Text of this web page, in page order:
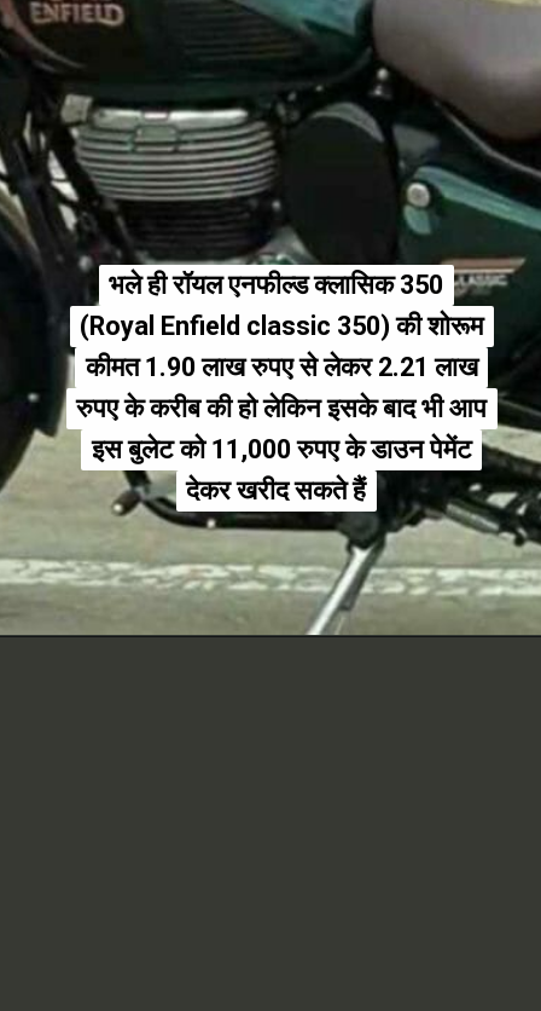
भले ही रॉयल एनफील्ड क्लासिक 350
(Royal Enfield classic 350) की शोरूम
कीमत 1.90 लाख रुपए से लेकर 2.21 लाख
रुपए के करीब की हो लेकिन इसके बाद भी आप
इस बुलेट को 11,000 रुपए के डाउन पेमेंट
देकर खरीद सकते हैं
भले ही रॉयल एनफील्ड क्लासिक 350
(Royal Enfield classic 350) की शोरूम
कीमत 1.90 लाख रुपए से लेकर 2.21 लाख
रुपए के करीब की हो लेकिन इसके बाद भी आप
इस बुलेट को 11,000 रुपए के डाउन पेमेंट
देकर खरीद सकते हैं